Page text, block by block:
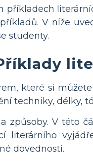
příkladech
V níže
studenty.
které si
techniky, délky,
způsoby. V této
literárního
dovednosti.